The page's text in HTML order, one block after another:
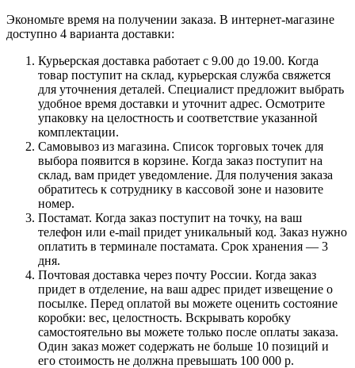
Экономьте время на получении заказа. В интернет-магазине
доступно 4 варианта доставки:
Курьерская доставка работает с 9.00 до 19.00. Когда
товар поступит на склад, курьерская служба свяжется
для уточнения деталей. Специалист предложит выбрать
удобное время доставки и уточнит адрес. Осмотрите
упаковку на целостность и соответствие указанной
комплектации.
Самовывоз из магазина. Список торговых точек для
выбора появится в корзине. Когда заказ поступит на
склад, вам придет уведомление. Для получения заказа
обратитесь к сотруднику в кассовой зоне и назовите
номер.
Постамат. Когда заказ поступит на точку, на ваш
телефон или e-mail придет уникальный код. Заказ нужно
оплатить в терминале постамата. Срок хранения — 3
дня.
Почтовая доставка через почту России. Когда заказ
придет в отделение, на ваш адрес придет извещение о
посылке. Перед оплатой вы можете оценить состояние
коробки: вес, целостность. Вскрывать коробку
самостоятельно вы можете только после оплаты заказа.
Один заказ может содержать не больше 10 позиций и
его стоимость не должна превышать 100 000 р.